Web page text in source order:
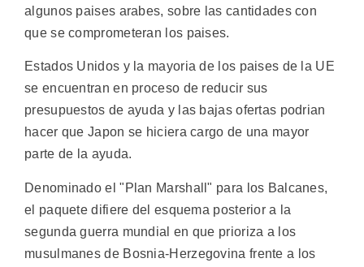
algunos paises arabes, sobre las cantidades con
que se comprometeran los paises.
Estados Unidos y la mayoria de los paises de la UE
se encuentran en proceso de reducir sus
presupuestos de ayuda y las bajas ofertas podrian
hacer que Japon se hiciera cargo de una mayor
parte de la ayuda.
Denominado el "Plan Marshall" para los Balcanes,
el paquete difiere del esquema posterior a la
segunda guerra mundial en que prioriza a los
musulmanes de Bosnia-Herzegovina frente a los